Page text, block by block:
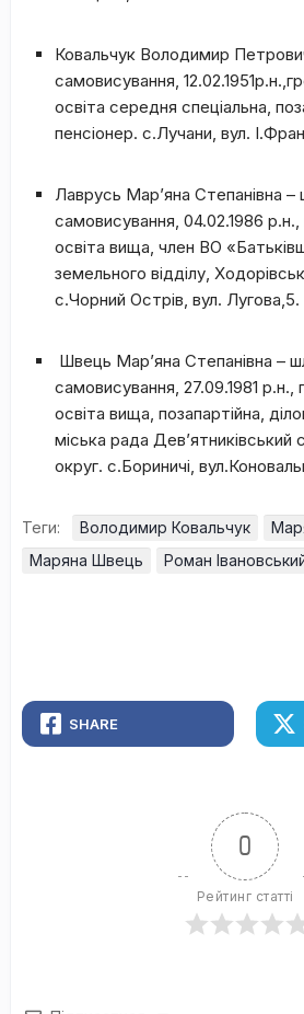
Ковальчук Володимир
самовисування,
освіта середня спеціальна,
пенсіонер. с.Лучани, вул.
Лаврусь Мар’яна Степанівна –
самовисування, 04.02.1986
освіта вища, член ВО
земельного відділу,
с.Чорний Острів, вул. Лугова,5.
Швець Мар’яна Степанівна –
самовисування, 27.09.1981 р.н.,
освіта вища, позапартійна,
міська рада Дев’ятниківський
округ. с.Бориничі,
Теги: Володимир Ковальчук
Маряна Швець
Роман
SHARE
0
Рейтинг статті